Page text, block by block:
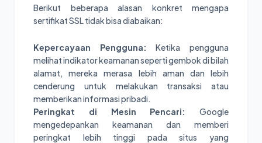
Berikut beberapa alasan konkret mengapa
sertifikat SSL tidak bisa diabaikan:
Kepercayaan Pengguna: Ketika pengguna
melihat indikator keamanan seperti gembok di bilah
alamat, mereka merasa lebih aman dan lebih
cenderung untuk melakukan transaksi atau
memberikan informasi pribadi.
Peringkat di Mesin Pencari:
Google
mengedepankan keamanan dan memberi
peringkat lebih tinggi pada situs yang